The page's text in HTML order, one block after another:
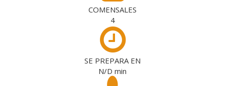
COMENSALES
4
SE PREPARA EN
N/D min